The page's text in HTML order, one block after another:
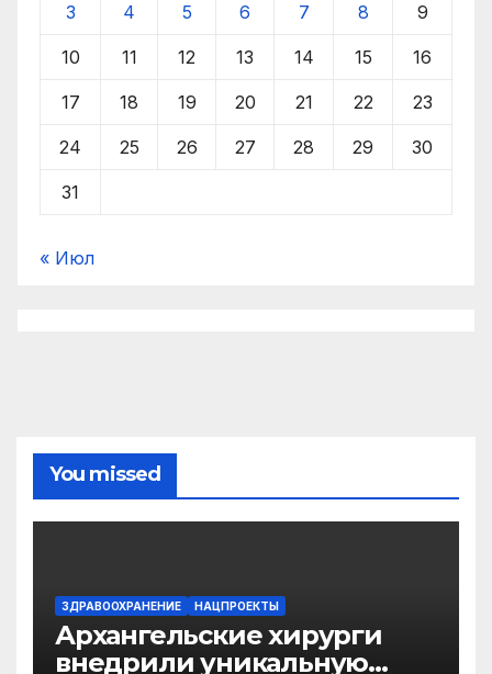
3 4 5 6 7 8 9
10 11 12 13 14 15 16
17 18 19 20 21 22 23
24 25 26 27 28 29 30
31
« Июл
You missed
ЗДРАВООХРАНЕНИЕ НАЦПРОЕКТЫ
Архангельские хирурги
внедрили уникальную